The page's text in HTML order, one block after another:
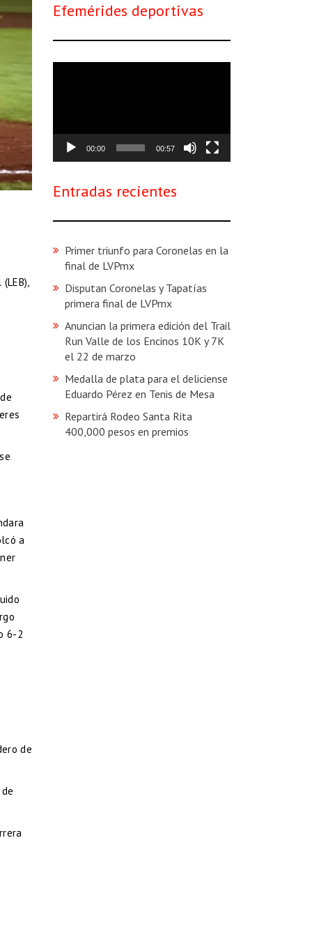
a
6-2
de
Efemérides deportivas
00:00 00:57
Entradas recientes
Primer triunfo para Coronelas en la
final de LVPmx
Disputan Coronelas y Tapatías
primera final de LVPmx
Anuncian la primera edición del Trail
Run Valle de los Encinos 10K y 7K
el 22 de marzo
Medalla de plata para el deliciense
Eduardo Pérez en Tenis de Mesa
Repartirá Rodeo Santa Rita
400,000 pesos en premios